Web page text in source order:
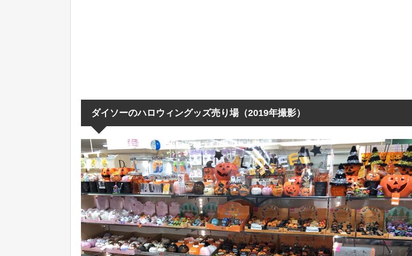
ダイソーのハロウィングッズ売り場（2019年撮影）